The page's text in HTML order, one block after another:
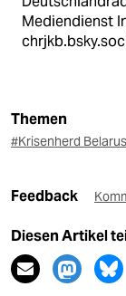
Mediendienst
Themen
#Krisenherd Belarus
Feedback
Diesen Artikel